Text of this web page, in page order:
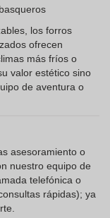
los forros
ofrecen
más fríos o
valor estético sino
de aventura o
asesoramiento o
nuestro equipo de
telefónica o
rápidas); ya